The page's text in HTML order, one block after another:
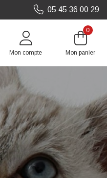
05 45 36 00 29
Mon compte
0
Mon panier